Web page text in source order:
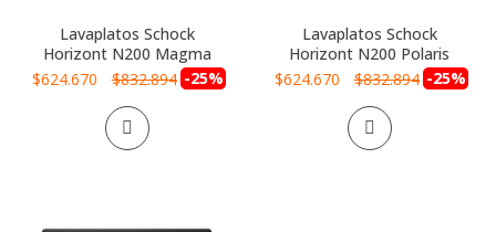
Lavaplatos Schock
Horizont N200 Magma
-25%
Precio
$624.670 $832.894
Lavaplatos Schock
Horizont N200 Polaris
-25%
Precio
$624.670 $832.894